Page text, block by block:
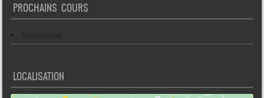
PROCHAINS COURS
LOCALISATION